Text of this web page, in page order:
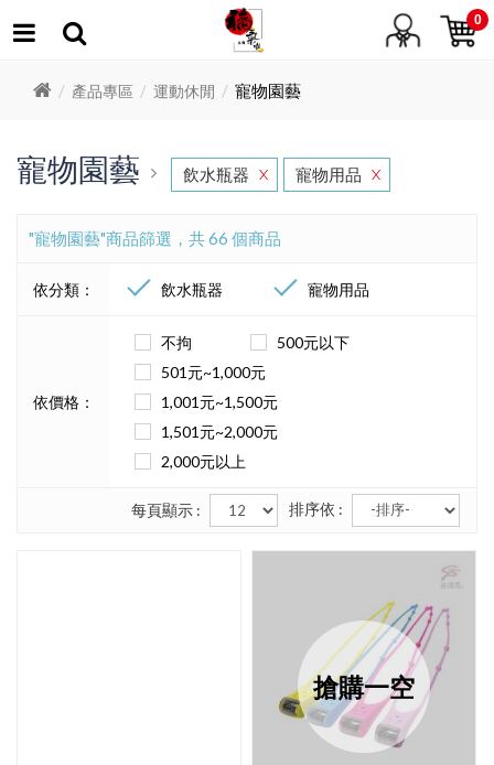
0
產品專區 運動休閒 寵物園藝
寵物園藝 飲水瓶器 X 寵物用品 X
"寵物園藝"商品篩選，共 66 個商品
依分類： 飲水瓶器 寵物用品
依價格：
不拘
500元以下
501元~1,000元
1,001元~1,500元
1,501元~2,000元
2,000元以上
排序依 :
每頁顯示 :
搶購一空